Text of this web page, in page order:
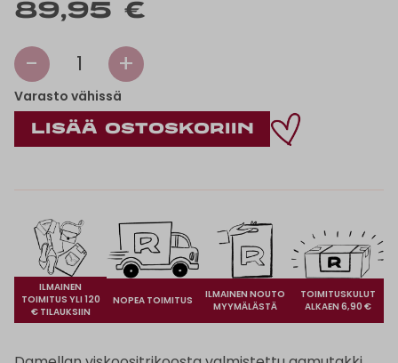
89,95 €
- 1 +
Varasto vähissä
ILMAINEN
TOIMITUS YLI 120
€ TILAUKSIIN
NOPEA TOIMITUS
ILMAINEN NOUTO
MYYMÄLÄSTÄ
TOIMITUSKULUT
ALKAEN 6,90 €